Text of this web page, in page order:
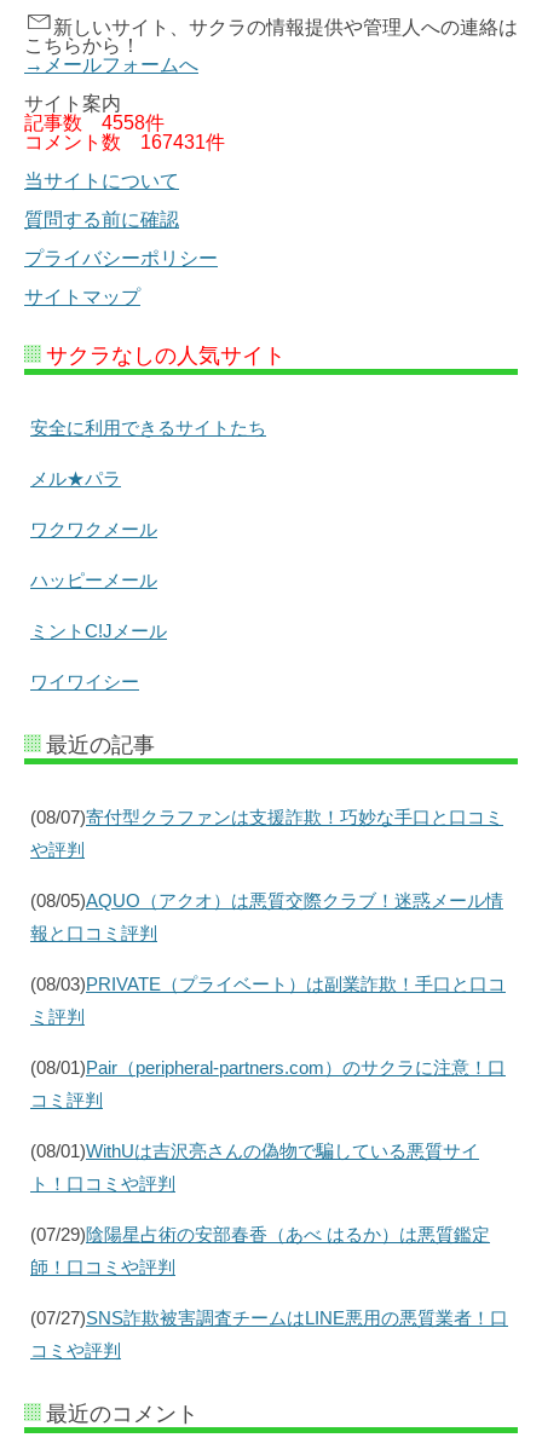
新しいサイト、サクラの情報提供や管理人への連絡は
こちらから！
→メールフォームへ
サイト案内
記事数 4558件
コメント数 167431件
当サイトについて
質問する前に確認
プライバシーポリシー
サイトマップ
サクラなしの人気サイト
安全に利用できるサイトたち
メル★パラ
ワクワクメール
ハッピーメール
ミントC!Jメール
ワイワイシー
最近の記事
(08/07)寄付型クラファンは支援詐欺！巧妙な手口と口コミ
や評判
(08/05)AQUO（アクオ）は悪質交際クラブ！迷惑メール情
報と口コミ評判
(08/03)PRIVATE（プライベート）は副業詐欺！手口と口コ
ミ評判
(08/01)Pair（peripheral-partners.com）のサクラに注意！口
コミ評判
(08/01)WithUは吉沢亮さんの偽物で騙している悪質サイ
ト！口コミや評判
(07/29)陰陽星占術の安部春香（あべ はるか）は悪質鑑定
師！口コミや評判
(07/27)SNS詐欺被害調査チームはLINE悪用の悪質業者！口
コミや評判
最近のコメント